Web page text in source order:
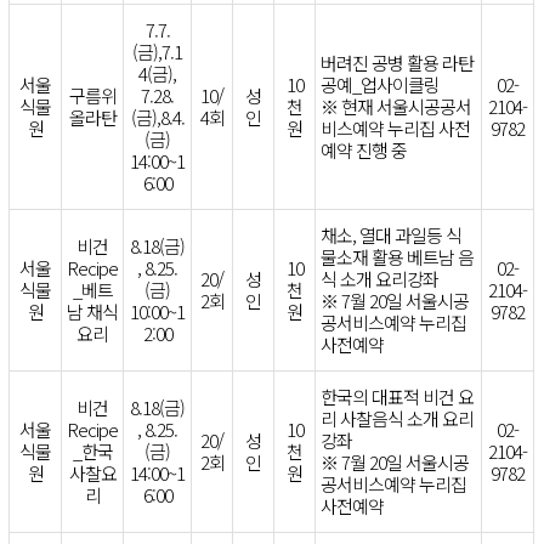
서울
식물
원
구름위
올라탄
7.7.
(금),7.1
4(금),
7.28.
(금),8.4.
(금)
14:00~1
6:00
10/
4회
성
인
10
천
원
버려진 공병 활용 라탄
공예_업사이클링
※ 현재 서울시공공서
비스예약 누리집 사전
예약 진행 중
02-
2104-
9782
서울
식물
원
비건
Recipe
_베트
남 채식
요리
8.18(금)
, 8.25.
(금)
10:00~1
2:00
20/
2회
성
인
10
천
원
채소, 열대 과일등 식
물소재 활용 베트남 음
식 소개 요리강좌
※ 7월 20일 서울시공
공서비스예약 누리집
사전예약
02-
2104-
9782
서울
식물
원
비건
Recipe
_한국
사찰요
리
8.18(금)
, 8.25.
(금)
14:00~1
6:00
20/
2회
성
인
10
천
원
한국의 대표적 비건 요
리 사찰음식 소개 요리
강좌
※ 7월 20일 서울시공
공서비스예약 누리집
사전예약
02-
2104-
9782